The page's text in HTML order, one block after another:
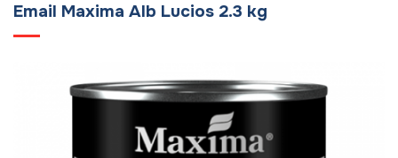
Email Maxima Alb Lucios 2.3 kg